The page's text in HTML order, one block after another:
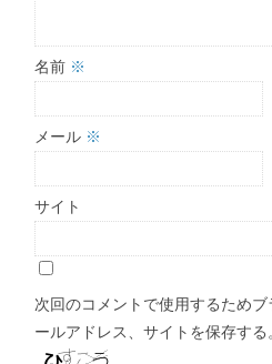
名前 ※
メール ※
サイト
次回のコメントで使用するため
ールアドレス、サイトを保存する